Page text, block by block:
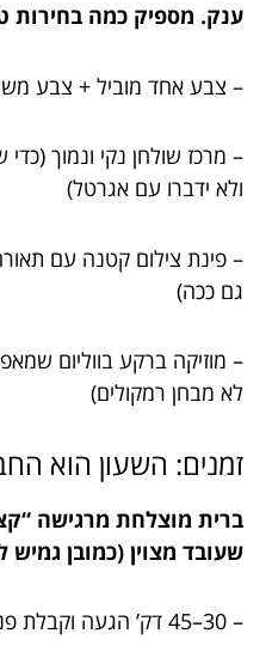
ענק. מספיק כמה בחירות
– צבע אחד מוביל + צבע
– מרכז שולחן נקי ונמוך
ולא ידברו עם אגרטל)
– פינת צילום קטנה עם
גם ככה)
– מוזיקה ברקע בווליום
לא מבחן רמקולים)
זמנים: השעון הוא
ברית מוצלחת מרגישה
שעובד מצוין (כמובן גמיש
– 30–45 דק’ הגעה וקבלת פנים